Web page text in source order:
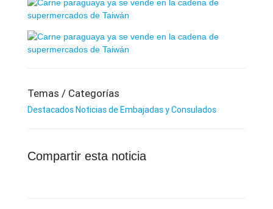
Temas / Categorías
DestacadosNoticias de Embajadas y Consulados
Compartir esta noticia